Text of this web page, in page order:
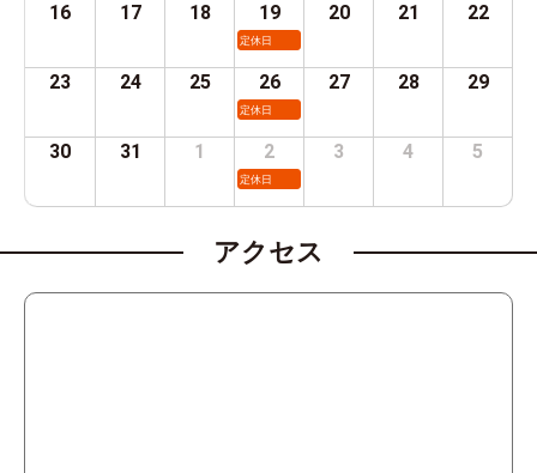
16 17 18 19
定休日
20 21 22
23 24 25 26
定休日
27 28 29
30 31 1 2
定休日
3 4 5
アクセス